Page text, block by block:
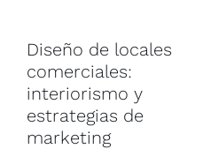
Diseño de locales
comerciales:
interiorismo y
estrategias de
marketing